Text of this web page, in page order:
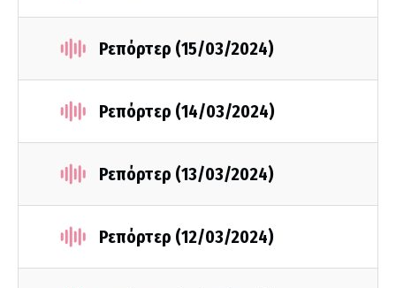
Ρεπόρτερ (15/03/2024)
Ρεπόρτερ (14/03/2024)
Ρεπόρτερ (13/03/2024)
Ρεπόρτερ (12/03/2024)